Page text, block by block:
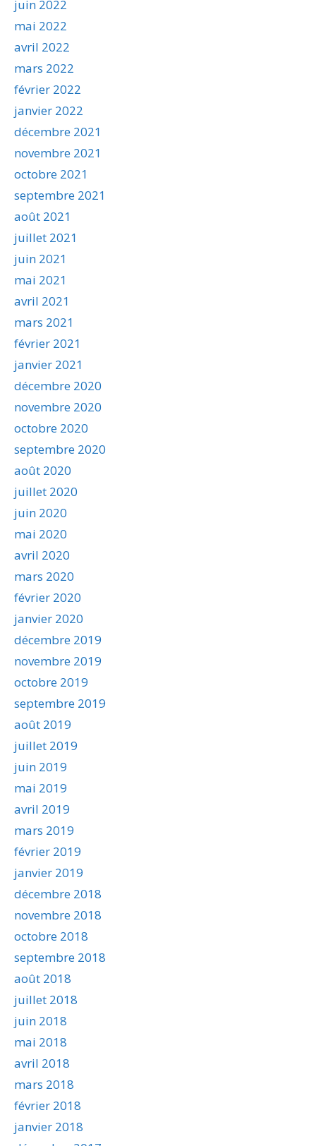
juin 2022
mai 2022
avril 2022
mars 2022
février 2022
janvier 2022
décembre 2021
novembre 2021
octobre 2021
septembre 2021
août 2021
juillet 2021
juin 2021
mai 2021
avril 2021
mars 2021
février 2021
janvier 2021
décembre 2020
novembre 2020
octobre 2020
septembre 2020
août 2020
juillet 2020
juin 2020
mai 2020
avril 2020
mars 2020
février 2020
janvier 2020
décembre 2019
novembre 2019
octobre 2019
septembre 2019
août 2019
juillet 2019
juin 2019
mai 2019
avril 2019
mars 2019
février 2019
janvier 2019
décembre 2018
novembre 2018
octobre 2018
septembre 2018
août 2018
juillet 2018
juin 2018
mai 2018
avril 2018
mars 2018
février 2018
janvier 2018